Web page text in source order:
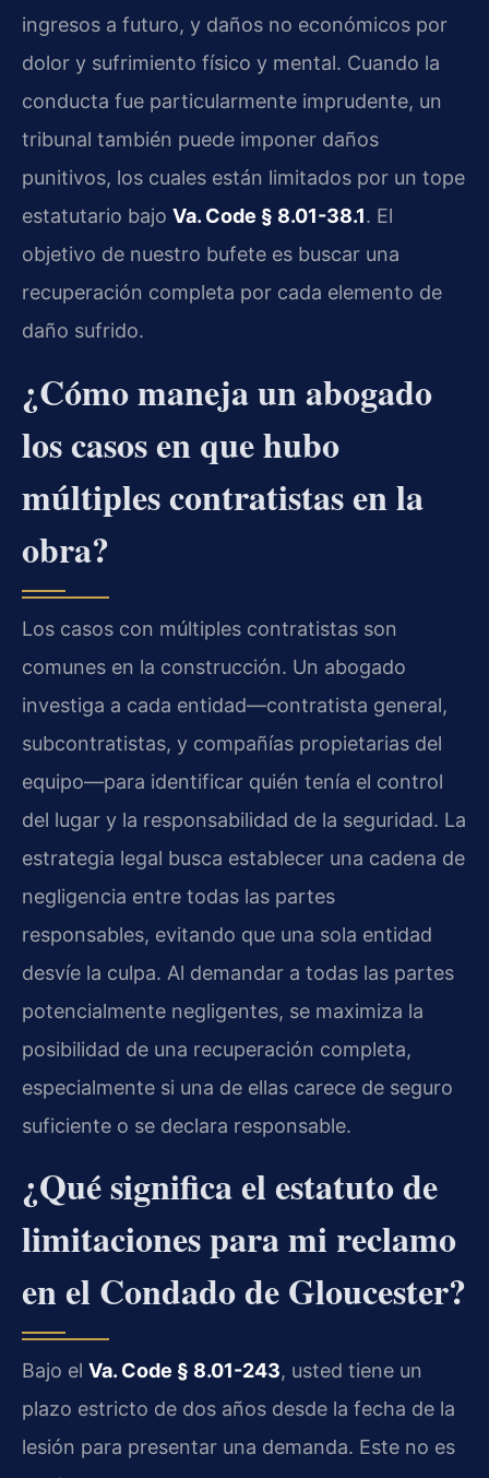
ingresos a futuro, y daños no económicos por
dolor y sufrimiento físico y mental. Cuando la
conducta fue particularmente imprudente, un
tribunal también puede imponer daños
punitivos, los cuales están limitados por un tope
estatutario bajo Va. Code § 8.01-38.1. El
objetivo de nuestro bufete es buscar una
recuperación completa por cada elemento de
daño sufrido.
¿Cómo maneja un abogado
los casos en que hubo
múltiples contratistas en la
obra?
Los casos con múltiples contratistas son
comunes en la construcción. Un abogado
investiga a cada entidad—contratista general,
subcontratistas, y compañías propietarias del
equipo—para identificar quién tenía el control
del lugar y la responsabilidad de la seguridad. La
estrategia legal busca establecer una cadena de
negligencia entre todas las partes
responsables, evitando que una sola entidad
desvíe la culpa. Al demandar a todas las partes
potencialmente negligentes, se maximiza la
posibilidad de una recuperación completa,
especialmente si una de ellas carece de seguro
suficiente o se declara responsable.
¿Qué significa el estatuto de
limitaciones para mi reclamo
en el Condado de Gloucester?
Bajo el Va. Code § 8.01-243, usted tiene un
plazo estricto de dos años desde la fecha de la
lesión para presentar una demanda. Este no es